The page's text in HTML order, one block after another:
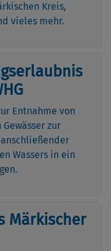
Kreis,
vieles mehr.
Entnahme von
zur
Wassers in ein
Märkischer